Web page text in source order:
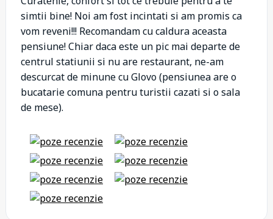
simtii bine! Noi am fost incintati si am promis ca
vom reveni!!! Recomandam cu caldura aceasta
pensiune! Chiar daca este un pic mai departe de
centrul statiunii si nu are restaurant, ne-am
descurcat de minune cu Glovo (pensiunea are o
bucatarie comuna pentru turistii cazati si o sala
de mese).